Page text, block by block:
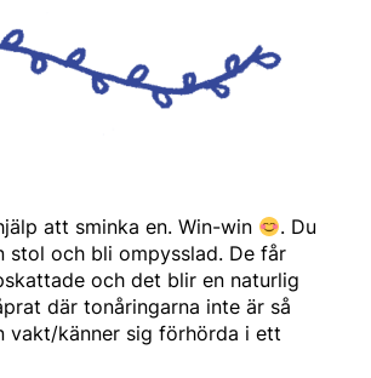
att sminka en. Win-win
. Du
stol och bli ompysslad. De får
och det blir en naturlig
där tonåringarna inte är så
vakt/känner sig förhörda i ett